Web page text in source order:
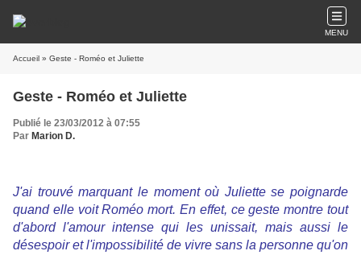
MENU
Accueil » Geste - Roméo et Juliette
Geste - Roméo et Juliette
Publié le 23/03/2012 à 07:55
Par Marion D.
J'ai trouvé marquant le moment où Juliette se poignarde
quand elle voit Roméo mort. En effet, ce geste montre tout
d'abord l'amour intense qui les unissait, mais aussi le
désespoir et l'impossibilité de vivre sans la personne qu'on